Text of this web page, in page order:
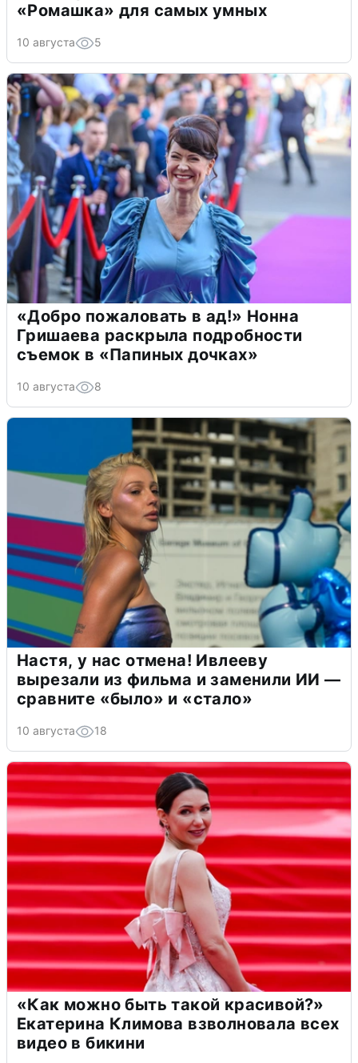
«Ромашка» для самых умных
10 августа 5
«Добро пожаловать в ад!» Нонна
Гришаева раскрыла подробности
съемок в «Папиных дочках»
10 августа 8
Настя, у нас отмена! Ивлееву
вырезали из фильма и заменили ИИ —
сравните «было» и «стало»
10 августа 18
«Как можно быть такой красивой?»
Екатерина Климова взволновала всех
видео в бикини